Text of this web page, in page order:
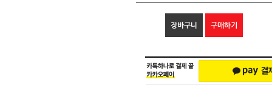
장바구니 구매하기